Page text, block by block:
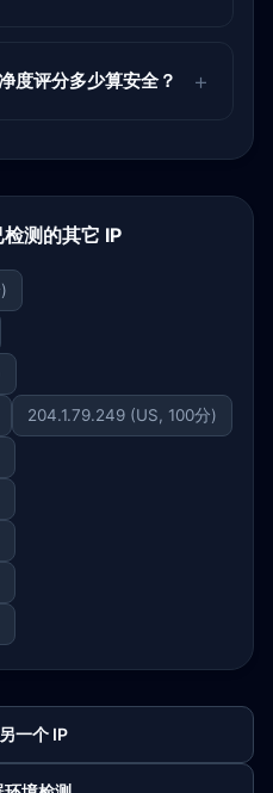
度评分多少算安全？
测的其它 IP
204.1.79.249 (US, 100分)
一个 IP